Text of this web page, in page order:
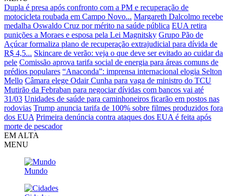
Dupla é presa após confronto com a PM e recuperação de
motocicleta roubada em Campo Novo... Margareth Dalcolmo recebe
medalha Oswaldo Cruz por mérito na saúde pública EUA retira
punições a Moraes e esposa pela Lei Magnitsky Grupo Pão de
Açúcar formaliza plano de recuperação extrajudicial para dívida de
R$ 4,5... Skincare de verão: veja o que deve ser evitado ao cuidar da
pele Comissão aprova tarifa social de energia para áreas comuns de
prédios populares “Anaconda”: imprensa internacional elogia Selton
Mello Câmara elege Odair Cunha para vaga de ministro do TCU
Mutirão da Febraban para negociar dívidas com bancos vai até
31/03 Unidades de saúde para caminhoneiros ficarão em postos nas
rodovias Trump anuncia tarifa de 100% sobre filmes produzidos fora
dos EUA Primeira denúncia contra ataques dos EUA é feita após
morte de pescador
EM ALTA
MENU
Mundo